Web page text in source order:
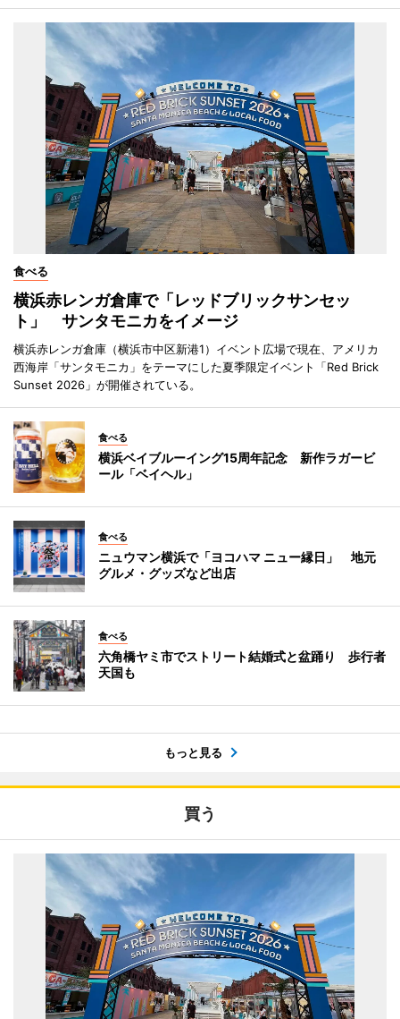
食べる
横浜赤レンガ倉庫で「レッドブリックサンセッ
ト」 サンタモニカをイメージ
横浜赤レンガ倉庫（横浜市中区新港1）イベント広場で現在、アメリカ
西海岸「サンタモニカ」をテーマにした夏季限定イベント「Red Brick
Sunset 2026」が開催されている。
食べる
横浜ベイブルーイング15周年記念 新作ラガービ
ール「ベイヘル」
食べる
ニュウマン横浜で「ヨコハマ ニュー縁日」 地元
グルメ・グッズなど出店
食べる
六角橋ヤミ市でストリート結婚式と盆踊り 歩行者
天国も
もっと見る
買う